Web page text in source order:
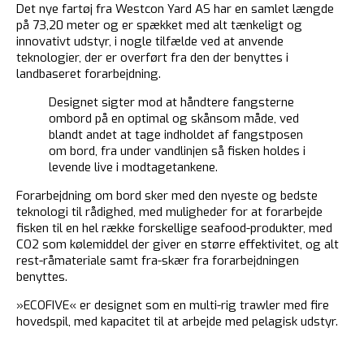
Det nye fartøj fra Westcon Yard AS har en samlet længde
på 73,20 meter og er spækket med alt tænkeligt og
innovativt udstyr, i nogle tilfælde ved at anvende
teknologier, der er overført fra den der benyttes i
landbaseret forarbejdning.
Designet sigter mod at håndtere fangsterne
ombord på en optimal og skånsom måde, ved
blandt andet at tage indholdet af fangstposen
om bord, fra under vandlinjen så fisken holdes i
levende live i modtagetankene.
Forarbejdning om bord sker med den nyeste og bedste
teknologi til rådighed, med muligheder for at forarbejde
fisken til en hel række forskellige seafood-produkter, med
CO2 som kølemiddel der giver en større effektivitet, og alt
rest-råmateriale samt fra-skær fra forarbejdningen
benyttes.
»ECOFIVE« er designet som en multi-rig trawler med fire
hovedspil, med kapacitet til at arbejde med pelagisk udstyr.